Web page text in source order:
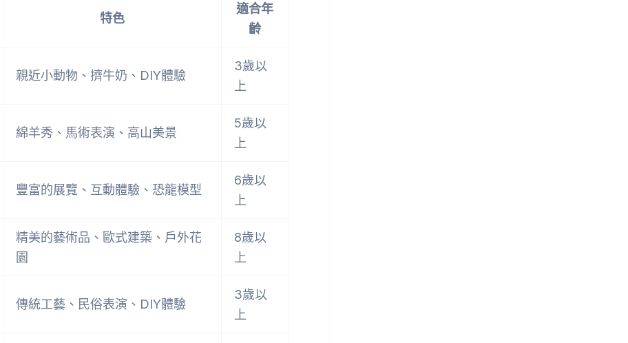
特色
適合年
齡
親近小動物、擠牛奶、DIY體驗
3歲以
上
綿羊秀、馬術表演、高山美景
5歲以
上
豐富的展覽、互動體驗、恐龍模型
6歲以
上
精美的藝術品、歐式建築、戶外花
園
8歲以
上
傳統工藝、民俗表演、DIY體驗
3歲以
上